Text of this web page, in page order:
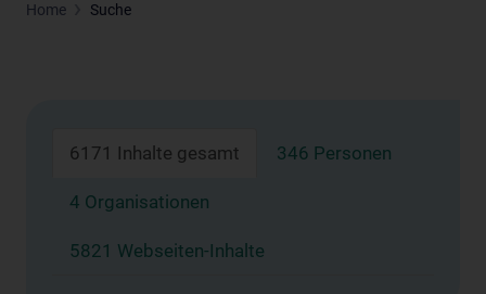
Home Suche
6171 Inhalte gesamt 346 Personen
4 Organisationen
5821 Webseiten-Inhalte